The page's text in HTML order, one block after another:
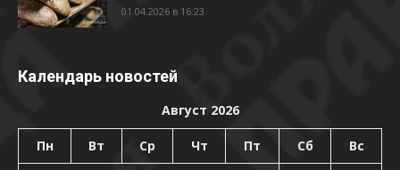
01.04.2026 в 16:23
Календарь новостей
Август 2026
Пн Вт Ср Чт Пт Сб Вс